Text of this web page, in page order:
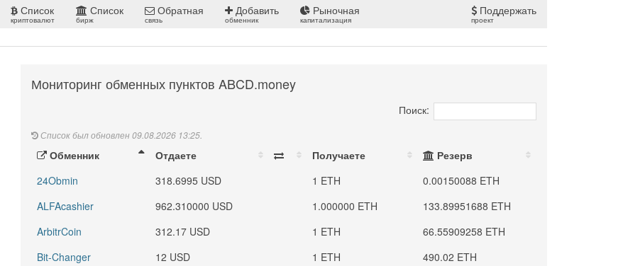
Список
криптовалют
Список
бирж
Обратная
связь
Добавить
обменник
Рыночная
капитализация
Поддержать
проект
Мониторинг обменных пунктов ABCD.money
Поиск:
Список был обновлен 09.08.2026 13:25.
Обменник Отдаете Получаете
Резерв
24Obmin
318.6995 USD 1 ETH
0.00150088 ETH
ALFAcashier
962.310000 USD 1.000000 ETH
133.89951688 ETH
ArbitrCoin
312.17 USD 1 ETH
66.55909258 ETH
Bit-Changer
12 USD 1 ETH
490.02 ETH